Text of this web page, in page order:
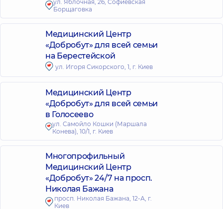
ул. Яблочная, 26, Софиевская
Борщаговка
Медицинский Центр
«Добробут» для всей семьи
на Берестейской
ул. Игоря Сикорского, 1, г. Киев
Медицинский Центр
«Добробут» для всей семьи
в Голосеево
ул. Самойло Кошки (Маршала
Конева), 10/1, г. Киев
Многопрофильный
Медицинский Центр
«Добробут» 24/7 на просп.
Николая Бажана
просп. Николая Бажана, 12-А, г.
Киев